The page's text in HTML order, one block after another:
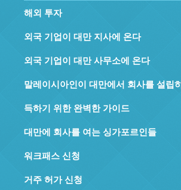
해외 투자
외국 기업이 대만 지사에 온다
외국 기업이 대만 사무소에 온다
말레이시아인이 대만에서 회사를 설립
득하기 위한 완벽한 가이드
대만에 회사를 여는 싱가포르인들
워크패스 신청
거주 허가 신청